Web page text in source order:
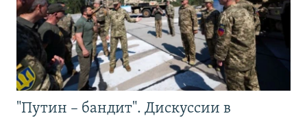
"Путин – бандит". Дискуссии в